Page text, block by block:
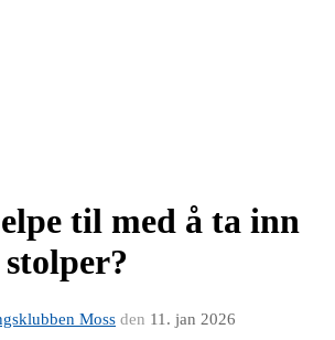
til med å ta inn
Moss den 11. jan 2026